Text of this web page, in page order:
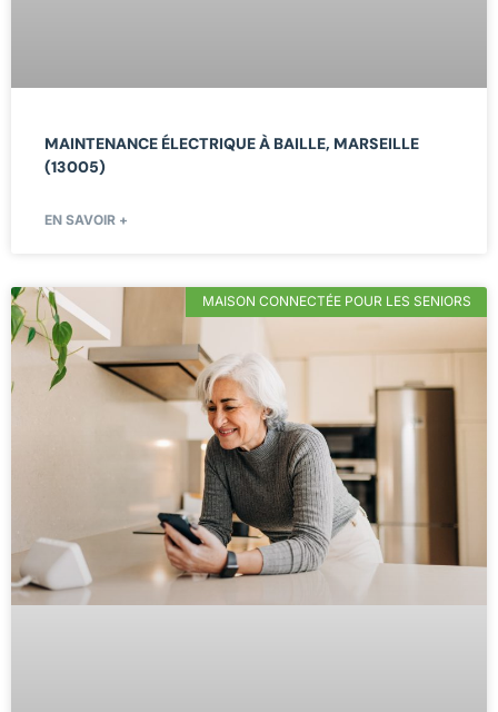
MAINTENANCE ÉLECTRIQUE À BAILLE, MARSEILLE
(13005)
EN SAVOIR +
MAISON CONNECTÉE POUR LES SENIORS